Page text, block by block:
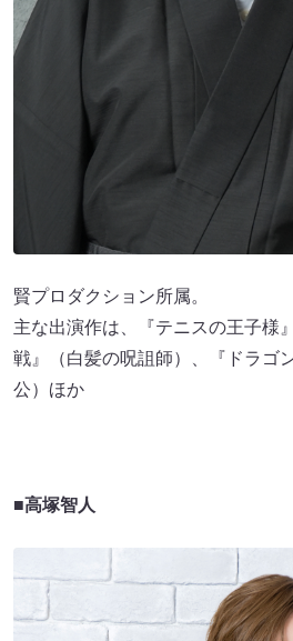
賢プロダクション所属。
主な出演作は、『テニスの王子様
戦』（白髪の呪詛師）、『ドラゴ
公）ほか
■高塚智人